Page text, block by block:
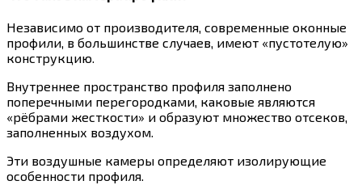
Независимо от производителя, современные оконные
профили, в большинстве случаев, имеют «пустотелую»
конструкцию.
Внутреннее пространство профиля заполнено
поперечными перегородками, каковые являются
«рёбрами жесткости» и образуют множество отсеков,
заполненных воздухом.
Эти воздушные камеры определяют изолирующие
особенности профиля.